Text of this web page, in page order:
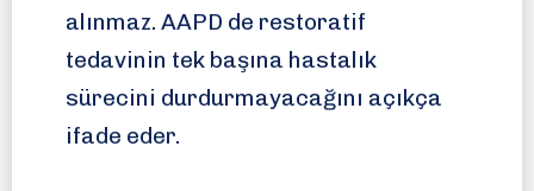
alınmaz. AAPD de restoratif
tedavinin tek başına hastalık
sürecini durdurmayacağını açıkça
ifade eder.